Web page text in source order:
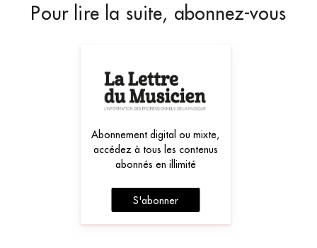
Pour lire la suite, abonnez-vous
Abonnement digital ou mixte,
accédez à tous les contenus
abonnés en illimité
S'abonner